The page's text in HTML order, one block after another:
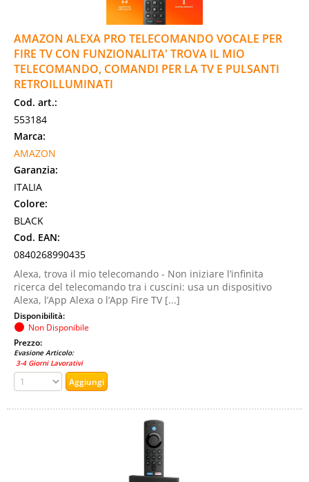
AMAZON ALEXA PRO TELECOMANDO VOCALE PER
FIRE TV CON FUNZIONALITA' TROVA IL MIO
TELECOMANDO, COMANDI PER LA TV E PULSANTI
RETROILLUMINATI
Cod. art.:
553184
Marca:
AMAZON
Garanzia:
ITALIA
Colore:
BLACK
Cod. EAN:
0840268990435
Alexa, trova il mio telecomando - Non iniziare l’infinita
ricerca del telecomando tra i cuscini: usa un dispositivo
Alexa, l’App Alexa o l’App Fire TV [...]
Disponibilità:
Non Disponibile
Prezzo:
Evasione Articolo:
3-4 Giorni Lavorativi